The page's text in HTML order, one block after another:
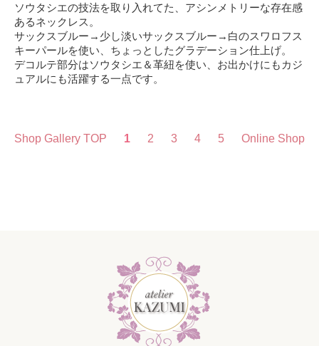
ソウタシエの技法を取り入れてた、アシンメトリーな存在感
あるネックレス。
サックスブルー→少し淡いサックスブルー→白のスワロフス
キーパールを使い、ちょっとしたグラデーション仕上げ。
デコルテ部分はソウタシエ＆革紐を使い、お出かけにもカジ
ュアルにも活躍する一点です。
Shop Gallery TOP 1 2 3 4 5 Online Shop